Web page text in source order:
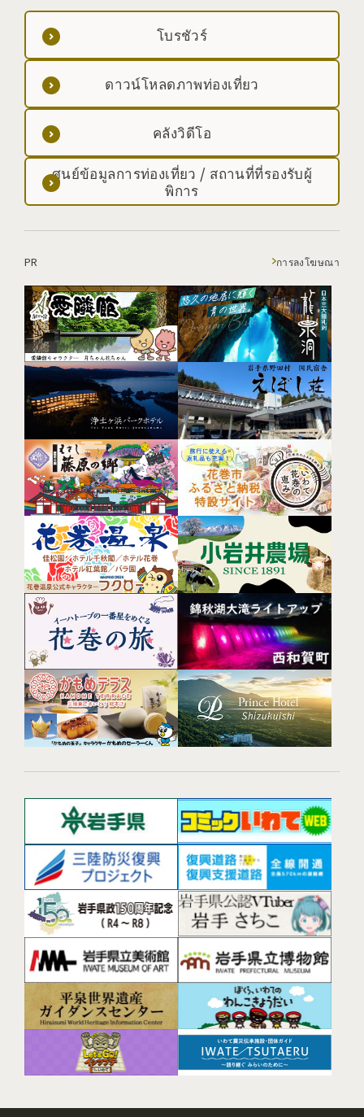
โบรชัวร์
ดาวน์โหลดภาพท่องเที่ยว
คลังวิดีโอ
ศูนย์ข้อมูลการท่องเที่ยว / สถานที่ที่รองรับผู้
พิการ
PR การลงโฆษณา